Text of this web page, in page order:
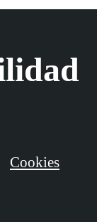
Cookies